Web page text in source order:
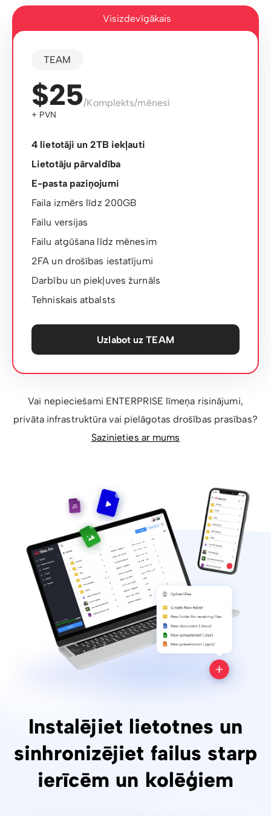
Visizdevīgākais
TEAM
$25/Komplekts/mēnesī
+ PVN
4 lietotāji un 2TB iekļauti
Lietotāju pārvaldība
E-pasta paziņojumi
Faila izmērs līdz 200GB
Failu versijas
Failu atgūšana līdz mēnesim
2FA un drošības iestatījumi
Darbību un piekļuves žurnāls
Tehniskais atbalsts
Uzlabot uz TEAM
Vai nepieciešami ENTERPRISE līmeņa risinājumi,
privāta infrastruktūra vai pielāgotas drošības prasības?
Sazinieties ar mums
Instalējiet lietotnes un
sinhronizējiet failus starp
ierīcēm un kolēģiem